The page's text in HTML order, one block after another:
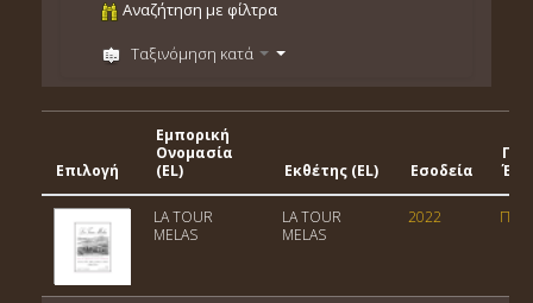
Αναζήτηση με φίλτρα
Ταξινόμηση κατά
Επιλογή
Εμπορική
Ονομασία
(EL)
Εκθέτης (EL) Εσοδεία
LA TOUR
MELAS
LA TOUR
MELAS
2022 ΠΓΕ